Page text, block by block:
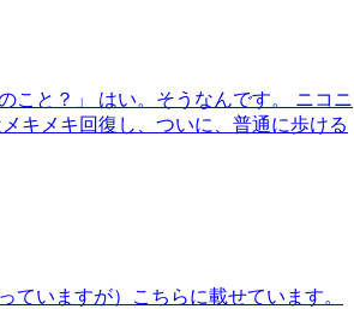
こと？」 はい。そうなんです。 ニコニ
キメキ回復し、ついに、普通に歩ける
いますが）こちらに載せています。